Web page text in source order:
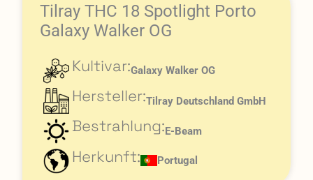
Tilray THC 18 Spotlight Porto
Galaxy Walker OG
Kultivar:Galaxy Walker OG
Hersteller:Tilray Deutschland GmbH
Bestrahlung:E-Beam
Herkunft: Portugal